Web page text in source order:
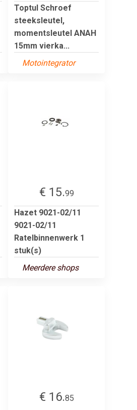
Toptul Schroef
steeksleutel,
momentsleutel ANAH
15mm vierka...
Motointegrator
€ 15.99
Hazet 9021-02/11
9021-02/11
Ratelbinnenwerk 1
stuk(s)
Meerdere shops
€ 16.85